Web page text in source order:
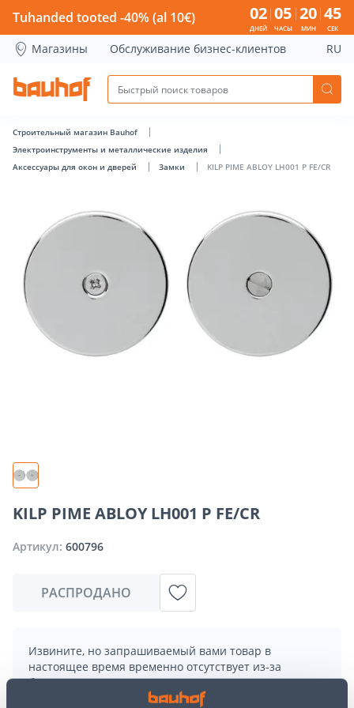
KILP PIME ABLOY LH001 P FE/CR - Bauhof has loaded
Tuhanded tooted -40% (al 10€) 02
ДНЕЙ
05
ЧАСЫ
20
МИН
45
СЕК
Магазины Обслуживание бизнес-клиентов RU
Строительный магазин Bauhof
Электроинструменты и металлические изделия
Аксессуары для окон и дверей
Замки KILP PIME ABLOY LH001 P FE/CR
KILP PIME ABLOY LH001 P FE/CR
Артикул: 600796
РАСПРОДАНО
Извините, но запрашиваемый вами товар в
настоящее время временно отсутствует из-за
большого спроса. Однако мы предлагаем отличные
альтернативы из той жекатегории товаров